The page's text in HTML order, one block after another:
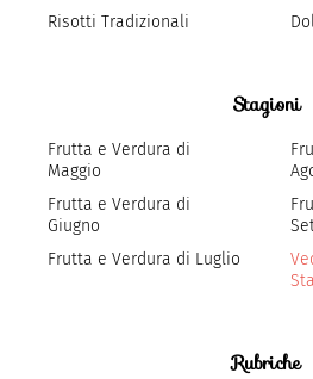
Risotti Tradizionali
Stagioni
Frutta e Verdura di
Maggio
Frutta e Verdura di
Giugno
Frutta e Verdura di Luglio
Rubriche